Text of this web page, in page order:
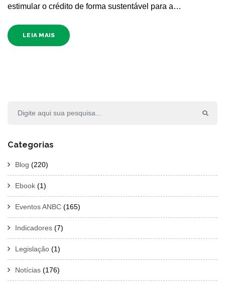
estimular o crédito de forma sustentável para a…
LEIA MAIS
Categorias
Blog (220)
Ebook (1)
Eventos ANBC (165)
Indicadores (7)
Legislação (1)
Notícias (176)